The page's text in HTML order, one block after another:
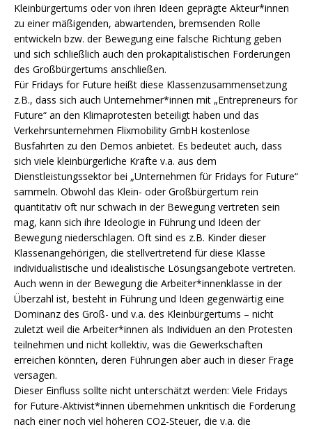
Kleinbürgertums oder von ihren Ideen geprägte Akteur*innen
zu einer mäßigenden, abwartenden, bremsenden Rolle
entwickeln bzw. der Bewegung eine falsche Richtung geben
und sich schließlich auch den prokapitalistischen Forderungen
des Großbürgertums anschließen.
Für Fridays for Future heißt diese Klassenzusammensetzung
z.B., dass sich auch Unternehmer*innen mit „Entrepreneurs for
Future“ an den Klimaprotesten beteiligt haben und das
Verkehrsunternehmen Flixmobility GmbH kostenlose
Busfahrten zu den Demos anbietet. Es bedeutet auch, dass
sich viele kleinbürgerliche Kräfte v.a. aus dem
Dienstleistungssektor bei „Unternehmen für Fridays for Future“
sammeln. Obwohl das Klein- oder Großbürgertum rein
quantitativ oft nur schwach in der Bewegung vertreten sein
mag, kann sich ihre Ideologie in Führung und Ideen der
Bewegung niederschlagen. Oft sind es z.B. Kinder dieser
Klassenangehörigen, die stellvertretend für diese Klasse
individualistische und idealistische Lösungsangebote vertreten.
Auch wenn in der Bewegung die Arbeiter*innenklasse in der
Überzahl ist, besteht in Führung und Ideen gegenwärtig eine
Dominanz des Groß- und v.a. des Kleinbürgertums – nicht
zuletzt weil die Arbeiter*innen als Individuen an den Protesten
teilnehmen und nicht kollektiv, was die Gewerkschaften
erreichen könnten, deren Führungen aber auch in dieser Frage
versagen.
Dieser Einfluss sollte nicht unterschätzt werden: Viele Fridays
for Future-Aktivist*innen übernehmen unkritisch die Forderung
nach einer noch viel höheren CO2-Steuer, die v.a. die